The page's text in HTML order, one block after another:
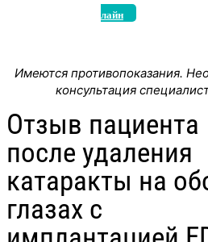
лайн
Имеются противопоказания.
консультация
Отзыв пациента
после удаления
катаракты на
глазах с